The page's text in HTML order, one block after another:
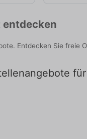
entdecken
Entdecken Sie